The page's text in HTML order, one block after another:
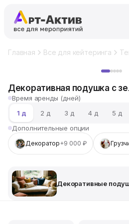
Главная Все для кейтеринга
Декоративная подушка с
Время аренды (дней)
1 д
2 д 3 д 4 д 5 д
Дополнительные опции
Декоратор+9 000 ₽
Декоративные